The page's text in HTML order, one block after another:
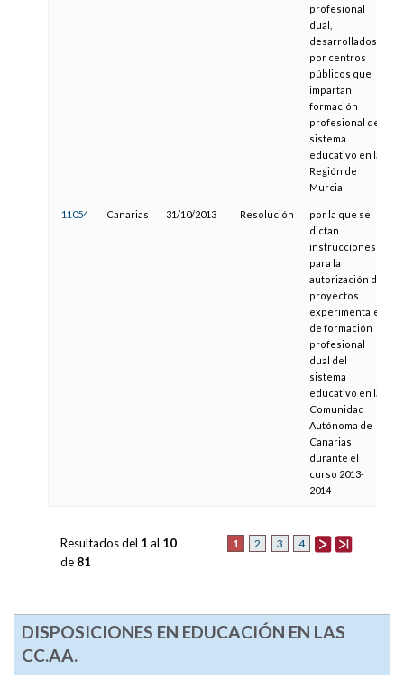
profesional
dual,
desarrollados
por centros
públicos que
impartan
formación
profesional del
sistema
educativo en la
Región de
Murcia
11054 Canarias 31/10/2013 Resolución
por la que se
dictan
instrucciones
para la
autorización de
proyectos
experimentales
de formación
profesional
dual del
sistema
educativo en la
Comunidad
Autónoma de
Canarias
durante el
curso 2013-
2014
1 2 3 4
Resultados del 1 al 10
de 81
DISPOSICIONES EN EDUCACIÓN EN LAS
CC.AA.